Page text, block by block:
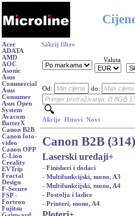
Acer
ADATA
AMD
AOC
Asonic
Asus
Commercial
Asus
Consumer
Asus Open
System
Avacom
BatterX
Canon B2B
Canon foto-
video
Canon OPP
C-Lion
Creality
EVTrip
Fractal
Design
F-Secure
FSP -
Fortron
Fujitsu
Sakrij filtre
Valuta
Od: do:
Akcije Hitovi Novi
Canon B2B (314)
Laserski uređaji+
- Finisheri i dodaci
- Multifunkcijski, mono, A3
- Multifunkcijski, mono, A4
- Postolja i ladice
- Printeri, mono, A4